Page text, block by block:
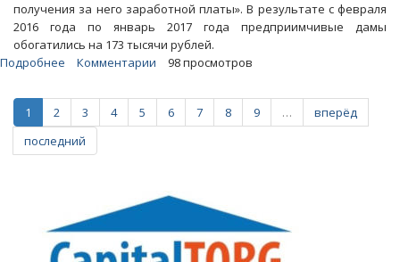
получения за него заработной платы». В результате с февраля
2016 года по январь 2017 года предприимчивые дамы
обогатились на 173 тысячи рублей.
Подробнее
«культурные»
мошенницы
обкрадывали
муниципальный
Комментарии 98 просмотров
1 2 3 4 5 6 7 8 9 …
вперёд
последний